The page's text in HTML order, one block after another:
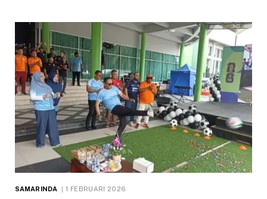
SAMARINDA 1 FEBRUARI 2026